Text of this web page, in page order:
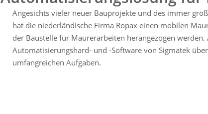
Angesichts vieler neuer Bauprojekte und des immer
hat die niederländische Firma Ropax einen mobilen
der Baustelle für Maurerarbeiten herangezogen
Automatisierungshard- und -Software von Sigmatek
umfangreichen Aufgaben.